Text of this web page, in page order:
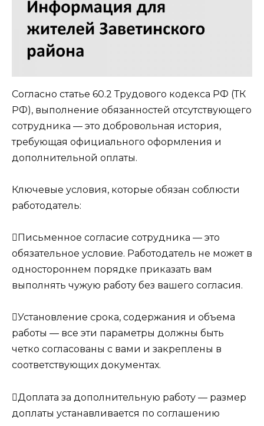
Согласно статье 60.2 Трудового кодекса РФ (ТК
РФ), выполнение обязанностей отсутствующего
сотрудника — это добровольная история,
требующая официального оформления и
дополнительной оплаты.
Ключевые условия, которые обязан соблюсти
работодатель:
Письменное согласие сотрудника — это
обязательное условие. Работодатель не может в
одностороннем порядке приказать вам
выполнять чужую работу без вашего согласия.
Установление срока, содержания и объема
работы — все эти параметры должны быть
четко согласованы с вами и закреплены в
соответствующих документах.
Доплата за дополнительную работу — размер
доплаты устанавливается по соглашению